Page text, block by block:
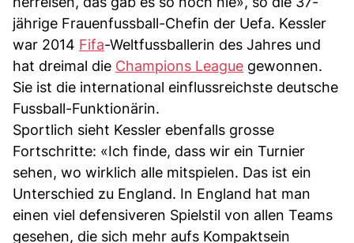
jährige Frauenfussball-Chefin der Uefa. Kessler
war 2014 Fifa-Weltfussballerin des Jahres und
hat dreimal die Champions League gewonnen.
Sie ist die international einflussreichste deutsche
Fussball-Funktionärin.
Sportlich sieht Kessler ebenfalls grosse
Fortschritte: «Ich finde, dass wir ein Turnier
sehen, wo wirklich alle mitspielen. Das ist ein
Unterschied zu England. In England hat man
einen viel defensiveren Spielstil von allen Teams
gesehen, die sich mehr aufs Kompaktsein